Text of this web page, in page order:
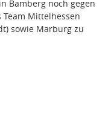
Bamberg noch gegen
Mittelhessen
sowie Marburg zu